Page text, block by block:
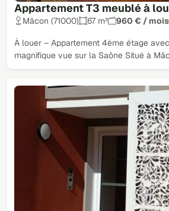
Appartement T3 meublé à
Mâcon (71000) 67 m² 960 € / mois
À louer – Appartement 4ème étage
magnifique vue sur la Saône Situé à